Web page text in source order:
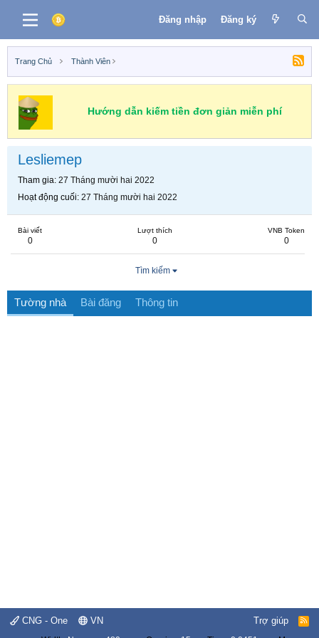
Đăng nhập Đăng ký
Trang Chủ Thành Viên
Hướng dẫn kiếm tiền đơn giản miễn phí
Lesliemep
Tham gia 27 Tháng mười hai 2022
Hoạt động cuối 27 Tháng mười hai 2022
Bài viết
0
Lượt thích
0
VNB Token
0
Tìm kiếm
Tường nhà Bài đăng Thông tin
CNG - One VN Trợ giúp
R